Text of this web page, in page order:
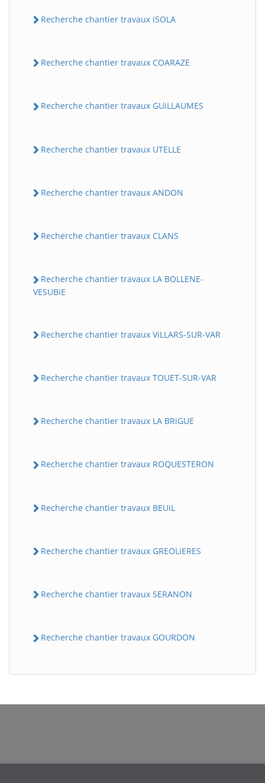
Recherche chantier travaux iSOLA
Recherche chantier travaux COARAZE
Recherche chantier travaux GUiLLAUMES
Recherche chantier travaux UTELLE
Recherche chantier travaux ANDON
Recherche chantier travaux CLANS
Recherche chantier travaux LA BOLLENE-
VESUBiE
Recherche chantier travaux ViLLARS-SUR-VAR
Recherche chantier travaux TOUET-SUR-VAR
Recherche chantier travaux LA BRiGUE
Recherche chantier travaux ROQUESTERON
Recherche chantier travaux BEUiL
Recherche chantier travaux GREOLiERES
Recherche chantier travaux SERANON
Recherche chantier travaux GOURDON
B